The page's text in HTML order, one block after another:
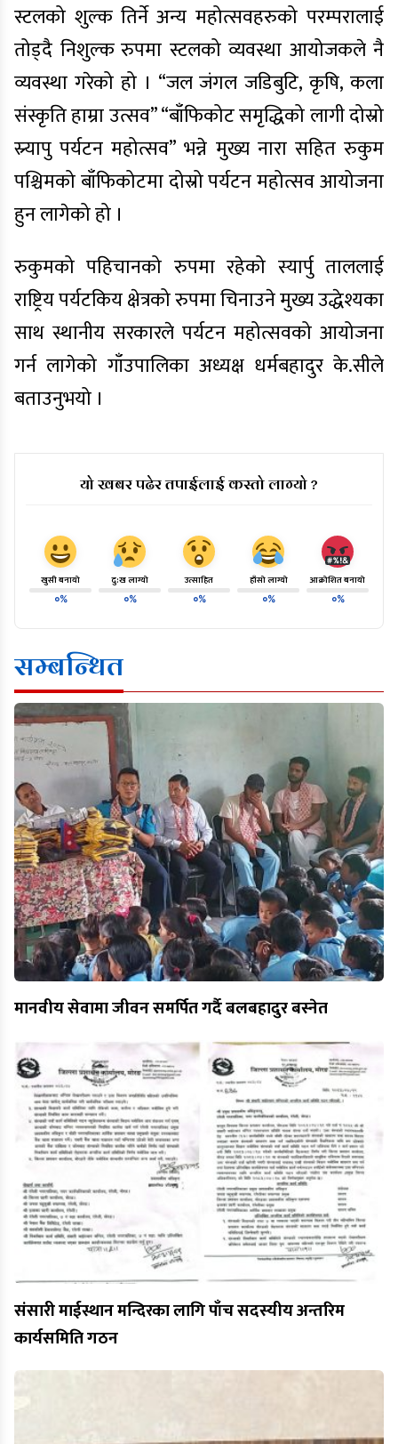
स्टलको शुल्क तिर्ने अन्य महोत्सवहरुको परम्परालाई
तोड्दै निशुल्क रुपमा स्टलको व्यवस्था आयोजकले नै
व्यवस्था गरेको हो । “जल जंगल जडिबुटि, कृषि, कला
संस्कृति हाम्रा उत्सव” “बाँफिकोट समृद्धिको लागी दोस्रो
स्र्यापु पर्यटन महोत्सव” भन्ने मुख्य नारा सहित रुकुम
पश्चिमको बाँफिकोटमा दोस्रो पर्यटन महोत्सव आयोजना
हुन लागेको हो ।
रुकुमको पहिचानको रुपमा रहेको स्यार्पु ताललाई
राष्ट्रिय पर्यटकिय क्षेत्रको रुपमा चिनाउने मुख्य उद्धेश्यका
साथ स्थानीय सरकारले पर्यटन महोत्सवको आयोजना
गर्न लागेको गाँउपालिका अध्यक्ष धर्मबहादुर के.सीले
बताउनुभयो ।
यो खबर पढेर तपाईलाई कस्तो लाग्यो ?
खुसी बनायो
०%
दु:ख लाग्यो
०%
उत्साहित
०%
हाँसो लाग्यो
०%
आक्रोशित बनायो
०%
सम्बन्धित
मानवीय सेवामा जीवन समर्पित गर्दै बलबहादुर बस्नेत
संसारी माईस्थान मन्दिरका लागि पाँच सदस्यीय अन्तरिम
कार्यसमिति गठन